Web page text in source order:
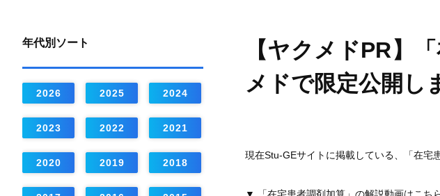
【ヤクメドPR】
メドで限定公開し
現在Stu-GEサイトに掲載している、「在宅
年代別ソート
2026 2025 2024
2023 2022 2021
2020 2019 2018